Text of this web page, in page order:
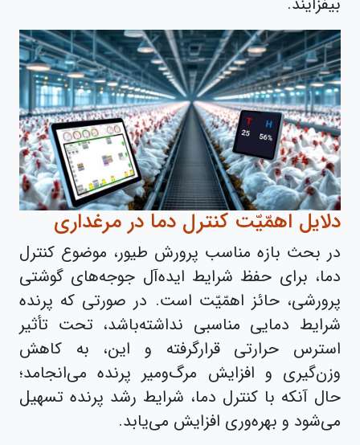
دلایل اهمّیّت کنترل دما در مرغداری
در بحث بازه مناسب پرورش طیور، موضوع کنترل
دما، برای حفظ شرایط ایده‌آل جوجه‌های گوشتی
پرورشی، حائز اهمّیّت است. در صورتی که پرنده
شرایط دمایی مناسبی نداشته‌باشد، تحت تأثیر
استرس حرارتی قرارگرفته و این، به کاهش
وزن‌گیری و افزایش مرگ‌ومیر پرنده می‌انجامد؛
حال‌ آنکه با کنترل دما، شرایط رشد پرنده تسهیل
می‌شود و بهره‌وری افزایش می‌یابد.